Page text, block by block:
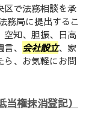
区で法務相談を承
務局に提出するこ
空知、胆振、日高
、 会社設立、家
ら、お気軽にお問
権抹消登記）